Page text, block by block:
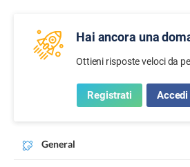
Hai ancora una
Ottieni risposte veloci da
Registrati Accedi
General